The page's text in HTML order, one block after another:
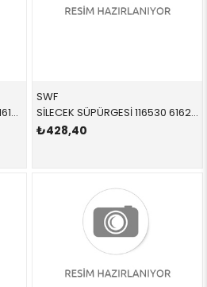
SİLECEK SÜPÜRGESİ 119257 61610038597 61610038597 R60,R61 TAKIM ÖN 2012-
SWF
SİLECEK SÜPÜRGESİ 116530 61627079943 61627079943 R50,R53 ARKA 2002-2007
₺428,40